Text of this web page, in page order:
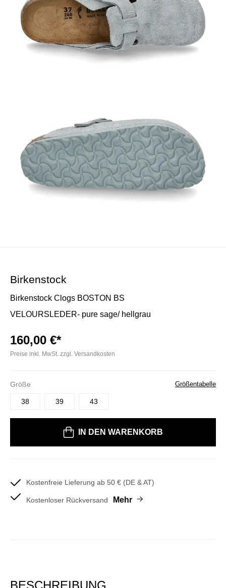
Birkenstock
Birkenstock Clogs BOSTON BS
VELOURSLEDER- pure sage/ hellgrau
160,00 €*
Preise inkl. MwSt. zzgl. Versandkosten
Größe Größentabelle
38 39 43
IN DEN WARENKORB
Kostenfreie Lieferung ab 50 € (DE & AT)
Kostenloser Rückversand Mehr
BESCHREIBUNG